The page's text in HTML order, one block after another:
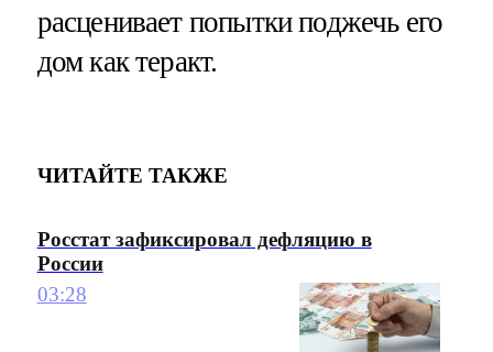
расценивает попытки поджечь его
дом как теракт.
ЧИТАЙТЕ ТАКЖЕ
Росстат зафиксировал дефляцию в
России
03:28